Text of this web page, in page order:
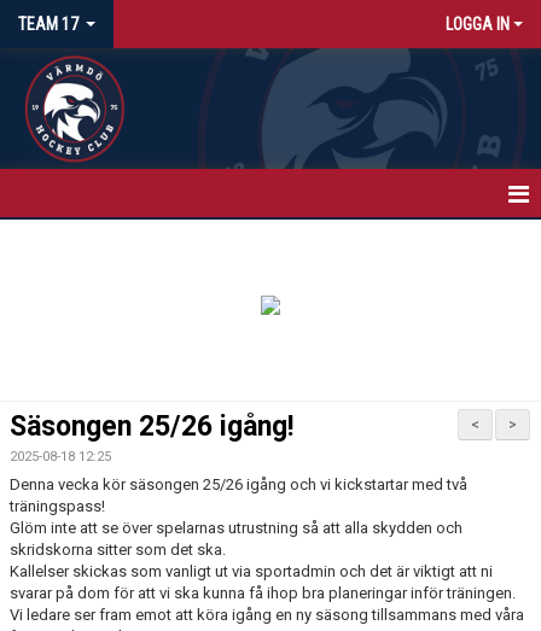
TEAM 17 LOGGA IN
TRUPPEN
BILDGALLERI
DOKUMENT
KONTAKT
>
<
Säsongen 25/26 igång!
2025-08-18 12:25
Denna vecka kör säsongen 25/26 igång och vi kickstartar med två
träningspass!
Glöm inte att se över spelarnas utrustning så att alla skydden och
skridskorna sitter som det ska.
Kallelser skickas som vanligt ut via sportadmin och det är viktigt att ni
svarar på dom för att vi ska kunna få ihop bra planeringar inför träningen.
Vi ledare ser fram emot att köra igång en ny säsong tillsammans med våra